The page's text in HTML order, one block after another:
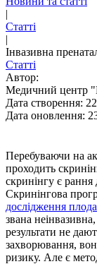
|
Статті
|
Інвазивна
Статті
Автор:
Медичний центр
Дата створення:
Дата оновлення:
Перебуваючи на
проходить
скринінгу є рання
Скринінгова
дослідження плода
звана
результати не
захворювання,
ризику. Але є